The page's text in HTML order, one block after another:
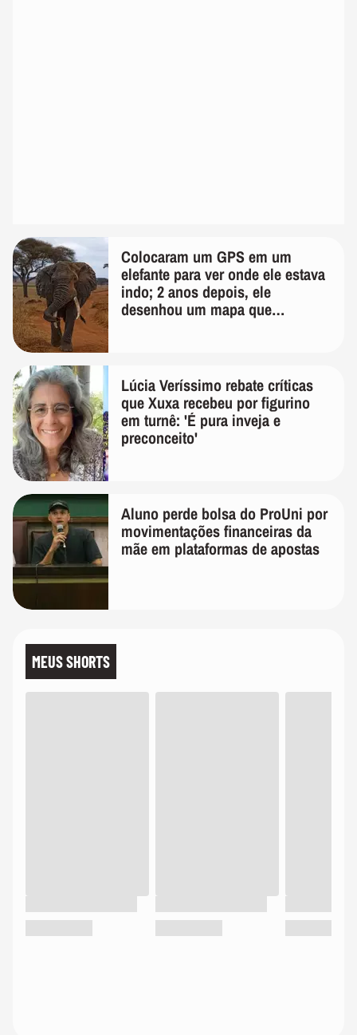
Colocaram um GPS em um
elefante para ver onde ele estava
indo; 2 anos depois, ele
desenhou um mapa que
Lúcia Veríssimo rebate críticas
que Xuxa recebeu por figurino
em turnê: 'É pura inveja e
preconceito'
Aluno perde bolsa do ProUni por
movimentações financeiras da
mãe em plataformas de apostas
MEUS SHORTS